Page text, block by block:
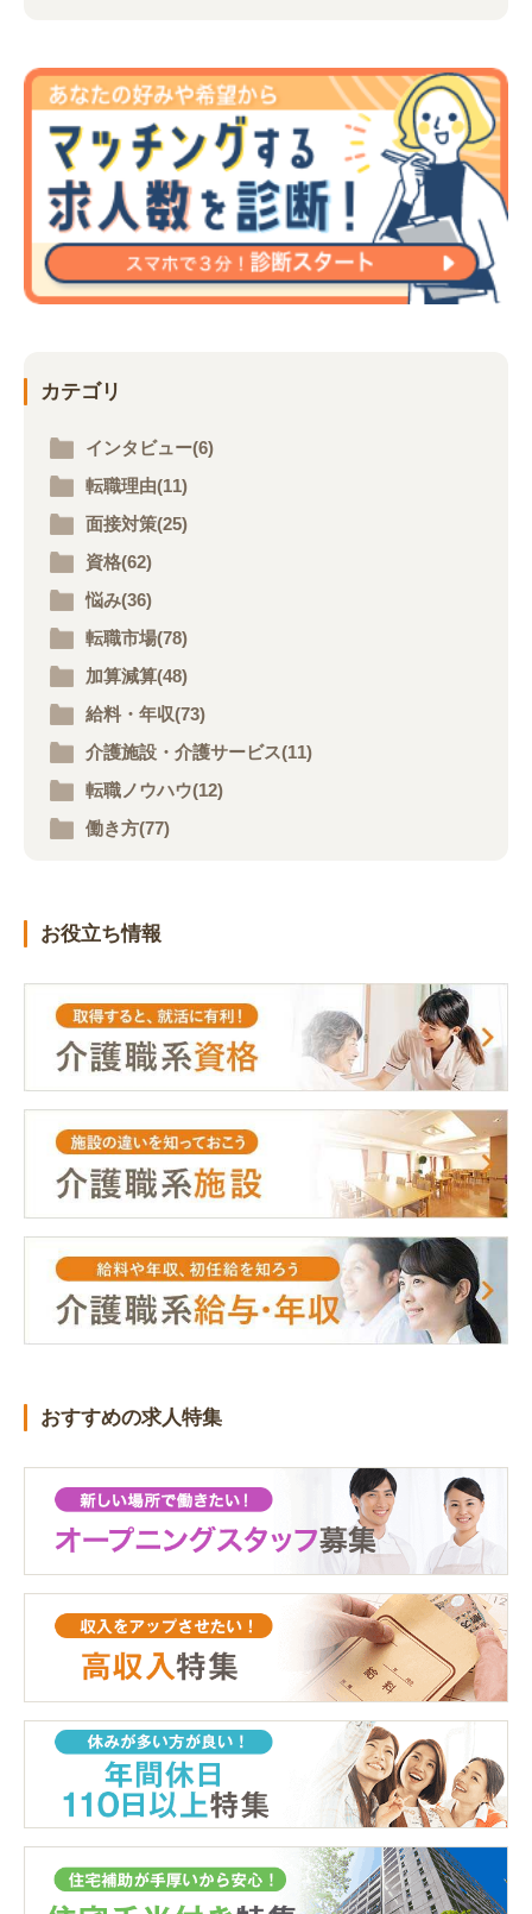
カテゴリ
インタビュー(6)
転職理由(11)
面接対策(25)
資格(62)
悩み(36)
転職市場(78)
加算減算(48)
給料・年収(73)
介護施設・介護サービス(11)
転職ノウハウ(12)
働き方(77)
お役立ち情報
おすすめの求人特集